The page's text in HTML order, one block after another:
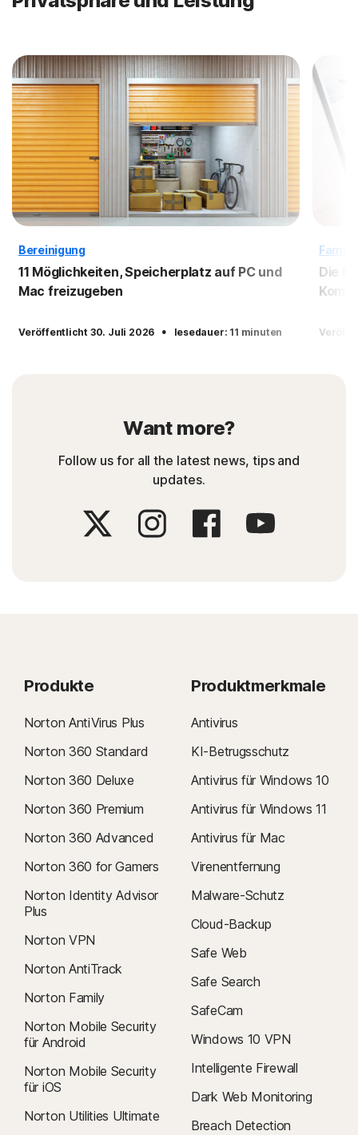
Bereinigung
11 Möglichkeiten, Speicherplatz auf PC und
Mac freizugeben
Veröffentlicht 30. Juli 2026 · lesedauer: 11 minuten
Die
Want more?
Follow us for all the latest news, tips and
updates.
Produkte
Norton AntiVirus Plus
Norton 360 Standard
Norton 360 Deluxe
Norton 360 Premium
Norton 360 Advanced
Norton 360 for Gamers
Norton Identity Advisor
Plus
Norton VPN
Norton AntiTrack
Norton Family
Norton Mobile Security
für Android
Norton Mobile Security
für iOS
Norton Utilities Ultimate
Produktmerkmale
Antivirus
KI-Betrugsschutz
Antivirus für Windows 10
Antivirus für Windows 11
Antivirus für Mac
Virenentfernung
Malware-Schutz
Cloud-Backup
Safe Web
Safe Search
SafeCam
Windows 10 VPN
Intelligente Firewall
Dark Web Monitoring
Breach Detection